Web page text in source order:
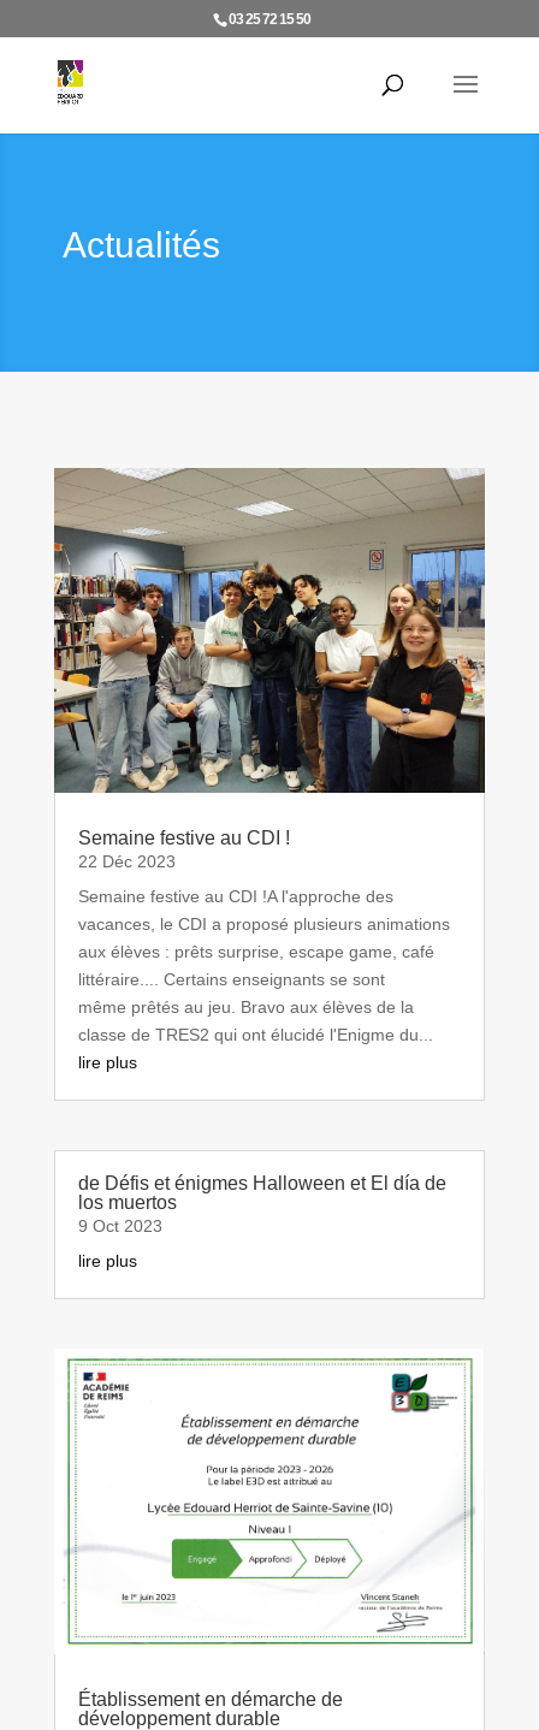
03 25 72 15 50
Actualités
Semaine festive au CDI !
22 Déc 2023
Semaine festive au CDI !A l'approche des
vacances, le CDI a proposé plusieurs animations
aux élèves : prêts surprise, escape game, café
littéraire.... Certains enseignants se sont
même prêtés au jeu. Bravo aux élèves de la
classe de TRES2 qui ont élucidé l'Enigme du...
lire plus
de Défis et énigmes Halloween et El día de
los muertos
9 Oct 2023
lire plus
Établissement en démarche de
développement durable